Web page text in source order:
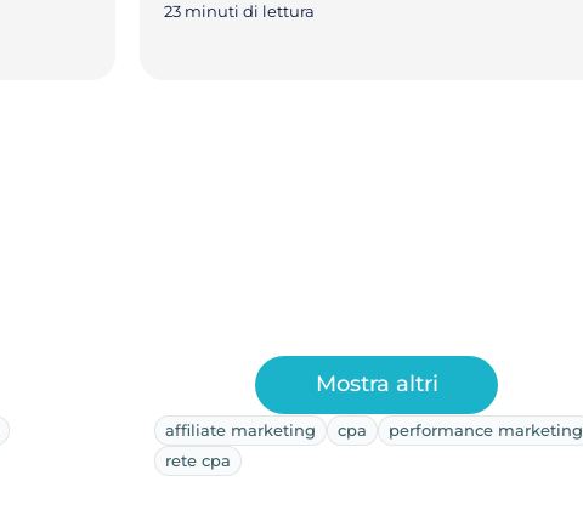
23 minuti di lettura
affiliate marketing cpa
performance marketing
rete cpa
Mostra altri